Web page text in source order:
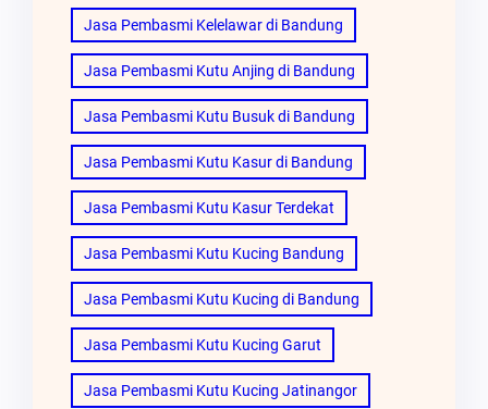
Jasa Pembasmi Kelelawar di Bandung
Jasa Pembasmi Kutu Anjing di Bandung
Jasa Pembasmi Kutu Busuk di Bandung
Jasa Pembasmi Kutu Kasur di Bandung
Jasa Pembasmi Kutu Kasur Terdekat
Jasa Pembasmi Kutu Kucing Bandung
Jasa Pembasmi Kutu Kucing di Bandung
Jasa Pembasmi Kutu Kucing Garut
Jasa Pembasmi Kutu Kucing Jatinangor